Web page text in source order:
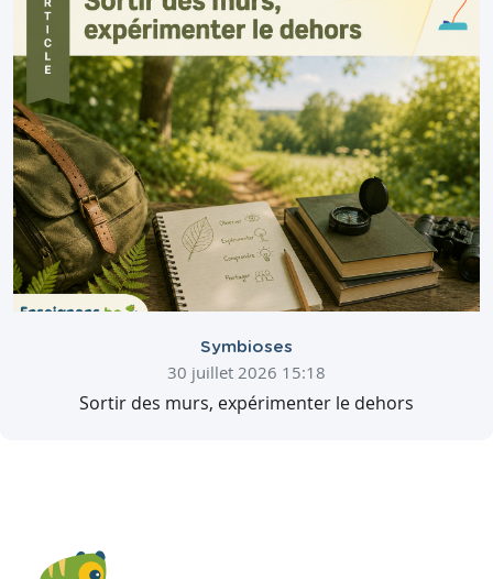
Symbioses
30 juillet 2026 15:18
Sortir des murs, expérimenter le dehors